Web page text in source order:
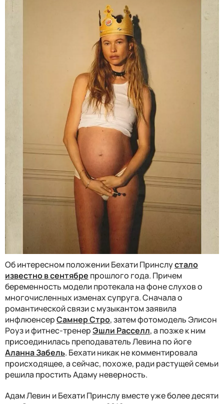
Об интересном положении Бехати Принслустало
известно в сентябре прошлого года. Причем
беременность модели протекала на фоне слухов о
многочисленных изменах супруга. Сначала о
романтической связи с музыкантом заявила
инфлюенсерСамнер Стро, затем фотомодель Элисон
Роуз и фитнес-тренерЭшли Расселл, а позже к ним
присоединилась преподаватель Левина по йоге
Аланна Забель. Бехати никак не комментировала
происходящее, а сейчас, похоже, ради растущей семьи
решила простить Адаму неверность.
Адам Левин и Бехати Принслу вместе уже более десяти